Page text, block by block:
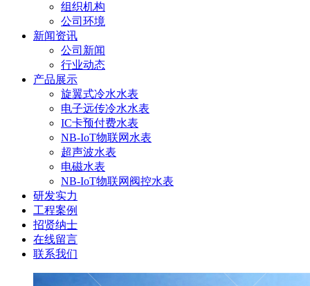
组织机构
公司环境
新闻资讯
公司新闻
行业动态
产品展示
旋翼式冷水水表
电子远传冷水水表
IC卡预付费水表
NB-IoT物联网水表
超声波水表
电磁水表
NB-IoT物联网阀控水表
研发实力
工程案例
招贤纳士
在线留言
联系我们